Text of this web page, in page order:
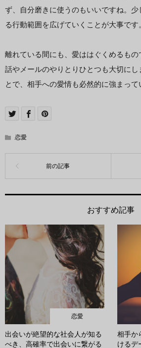
ず、自分磨きに使うのもいいですね。少
る行動範囲を広げていくことが大事です
離れている間にも、愛ははぐくめるも
話やメールのやりとりひとつも大切にし
とで、相手への愛情も必然的に強まって
恋愛
おすすめ記事
恋愛
出会いが絶望的な社会人が知る
べき、高確率で出会いに繋がる
相手か
けるデ